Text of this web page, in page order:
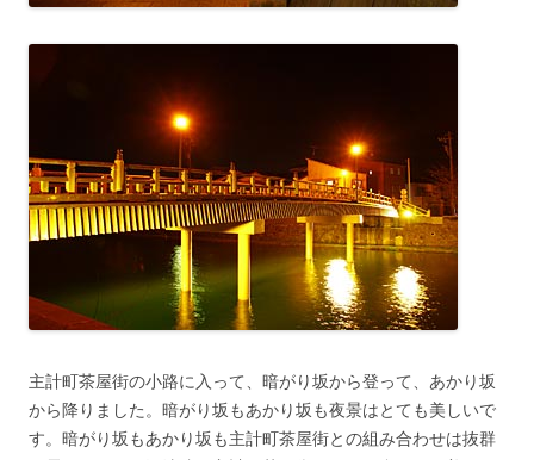
主計町茶屋街の小路に入って、暗がり坂から登って、あかり坂
から降りました。暗がり坂もあかり坂も夜景はとても美しいで
す。暗がり坂もあかり坂も主計町茶屋街との組み合わせは抜群